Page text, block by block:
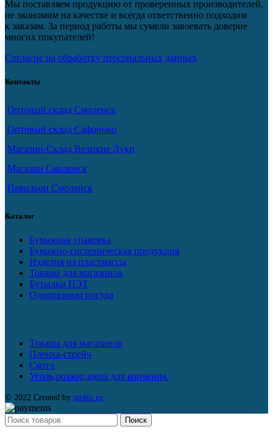
Мы поставляем продукцию от проверенных производителей,
не экономим на качестве и всегда ответственно подходим
к заказам. За период работы мы сумели завоевать доверие
многих покупателей!
Согласие на обработку персональных данных
Контакты
Оптовый склад Смоленск
Оптовый склад Сафоново
Магазин-Склад Великие Луки
Магазин Смоленск
Павильон Смоленск
Каталог
Бумажная упаковка
Бумажно-гигиеническая продукция
Изделия из пластмассы
Товары для магазинов
Бутылки ПЭТ
Одноразовая посуда
Товары для магазинов
Пленка-стрейч
Скотч
Уголь,розжиг,щепа для копчения.
© 2022 Created by mobit.ru
Поиск